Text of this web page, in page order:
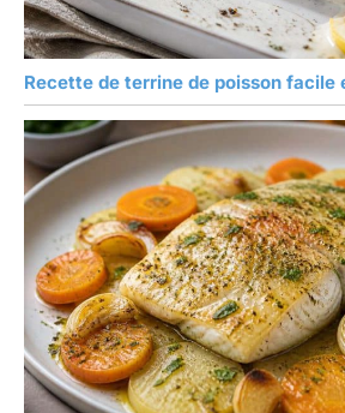
Recette de terrine de poisson facile